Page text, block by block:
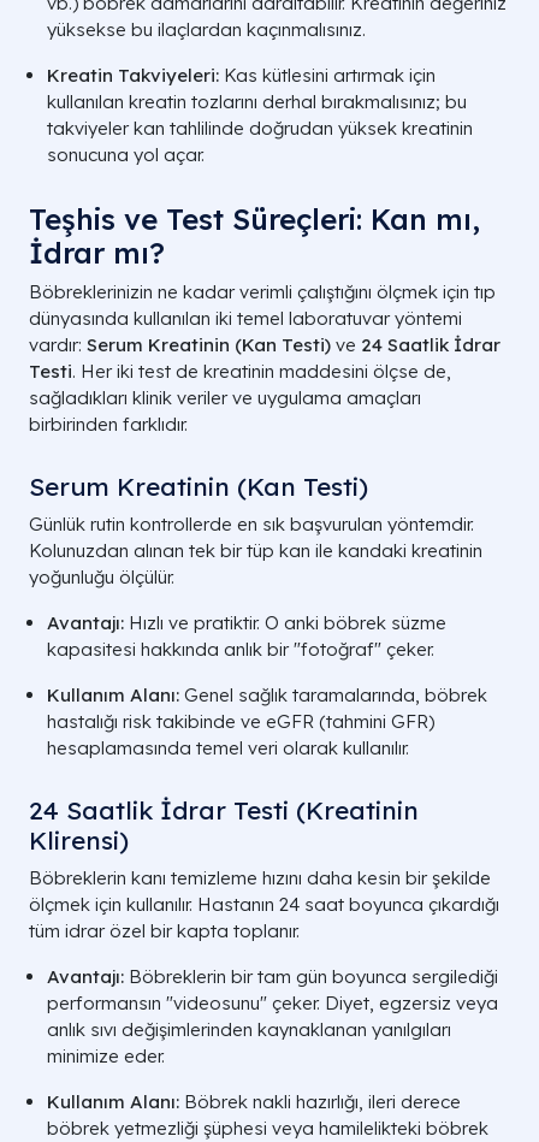
yüksekse bu ilaçlardan kaçınmalısınız.
Kreatin Takviyeleri: Kas kütlesini artırmak için
kullanılan kreatin tozlarını derhal bırakmalısınız; bu
takviyeler kan tahlilinde doğrudan yüksek kreatinin
sonucuna yol açar.
Teşhis ve Test Süreçleri: Kan mı,
İdrar mı?
Böbreklerinizin ne kadar verimli çalıştığını ölçmek için tıp
dünyasında kullanılan iki temel laboratuvar yöntemi
vardır: Serum Kreatinin (Kan Testi) ve 24 Saatlik İdrar
Testi. Her iki test de kreatinin maddesini ölçse de,
sağladıkları klinik veriler ve uygulama amaçları
birbirinden farklıdır.
Serum Kreatinin (Kan Testi)
Günlük rutin kontrollerde en sık başvurulan yöntemdir.
Kolunuzdan alınan tek bir tüp kan ile kandaki kreatinin
yoğunluğu ölçülür.
Avantajı: Hızlı ve pratiktir. O anki böbrek süzme
kapasitesi hakkında anlık bir "fotoğraf" çeker.
Kullanım Alanı: Genel sağlık taramalarında, böbrek
hastalığı risk takibinde ve eGFR (tahmini GFR)
hesaplamasında temel veri olarak kullanılır.
24 Saatlik İdrar Testi (Kreatinin
Klirensi)
Böbreklerin kanı temizleme hızını daha kesin bir şekilde
ölçmek için kullanılır. Hastanın 24 saat boyunca çıkardığı
tüm idrar özel bir kapta toplanır.
Avantajı: Böbreklerin bir tam gün boyunca sergilediği
performansın "videosunu" çeker. Diyet, egzersiz veya
anlık sıvı değişimlerinden kaynaklanan yanılgıları
minimize eder.
Kullanım Alanı: Böbrek nakli hazırlığı, ileri derece
böbrek yetmezliği şüphesi veya hamilelikteki böbrek